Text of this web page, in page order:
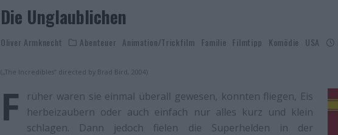
Die Unglaublichen
Oliver Armknecht Abenteuer Animation/Trickfilm Familie Filmtipp Komödie USA
(„The Incredibles“ directed by Brad Bird, 2004)
F
rüher waren sie einmal überall gewesen, konnten fliegen, Eis
herbeizaubern oder auch einfach nur alles kurz und klein
schlagen. Dann jedoch fielen die Superhelden in der